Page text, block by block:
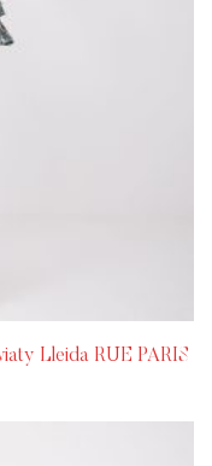
Lleida RUE PARIS